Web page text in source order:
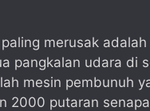
merusak
pangkalan udara di
mesin pembunuh
2000 putaran